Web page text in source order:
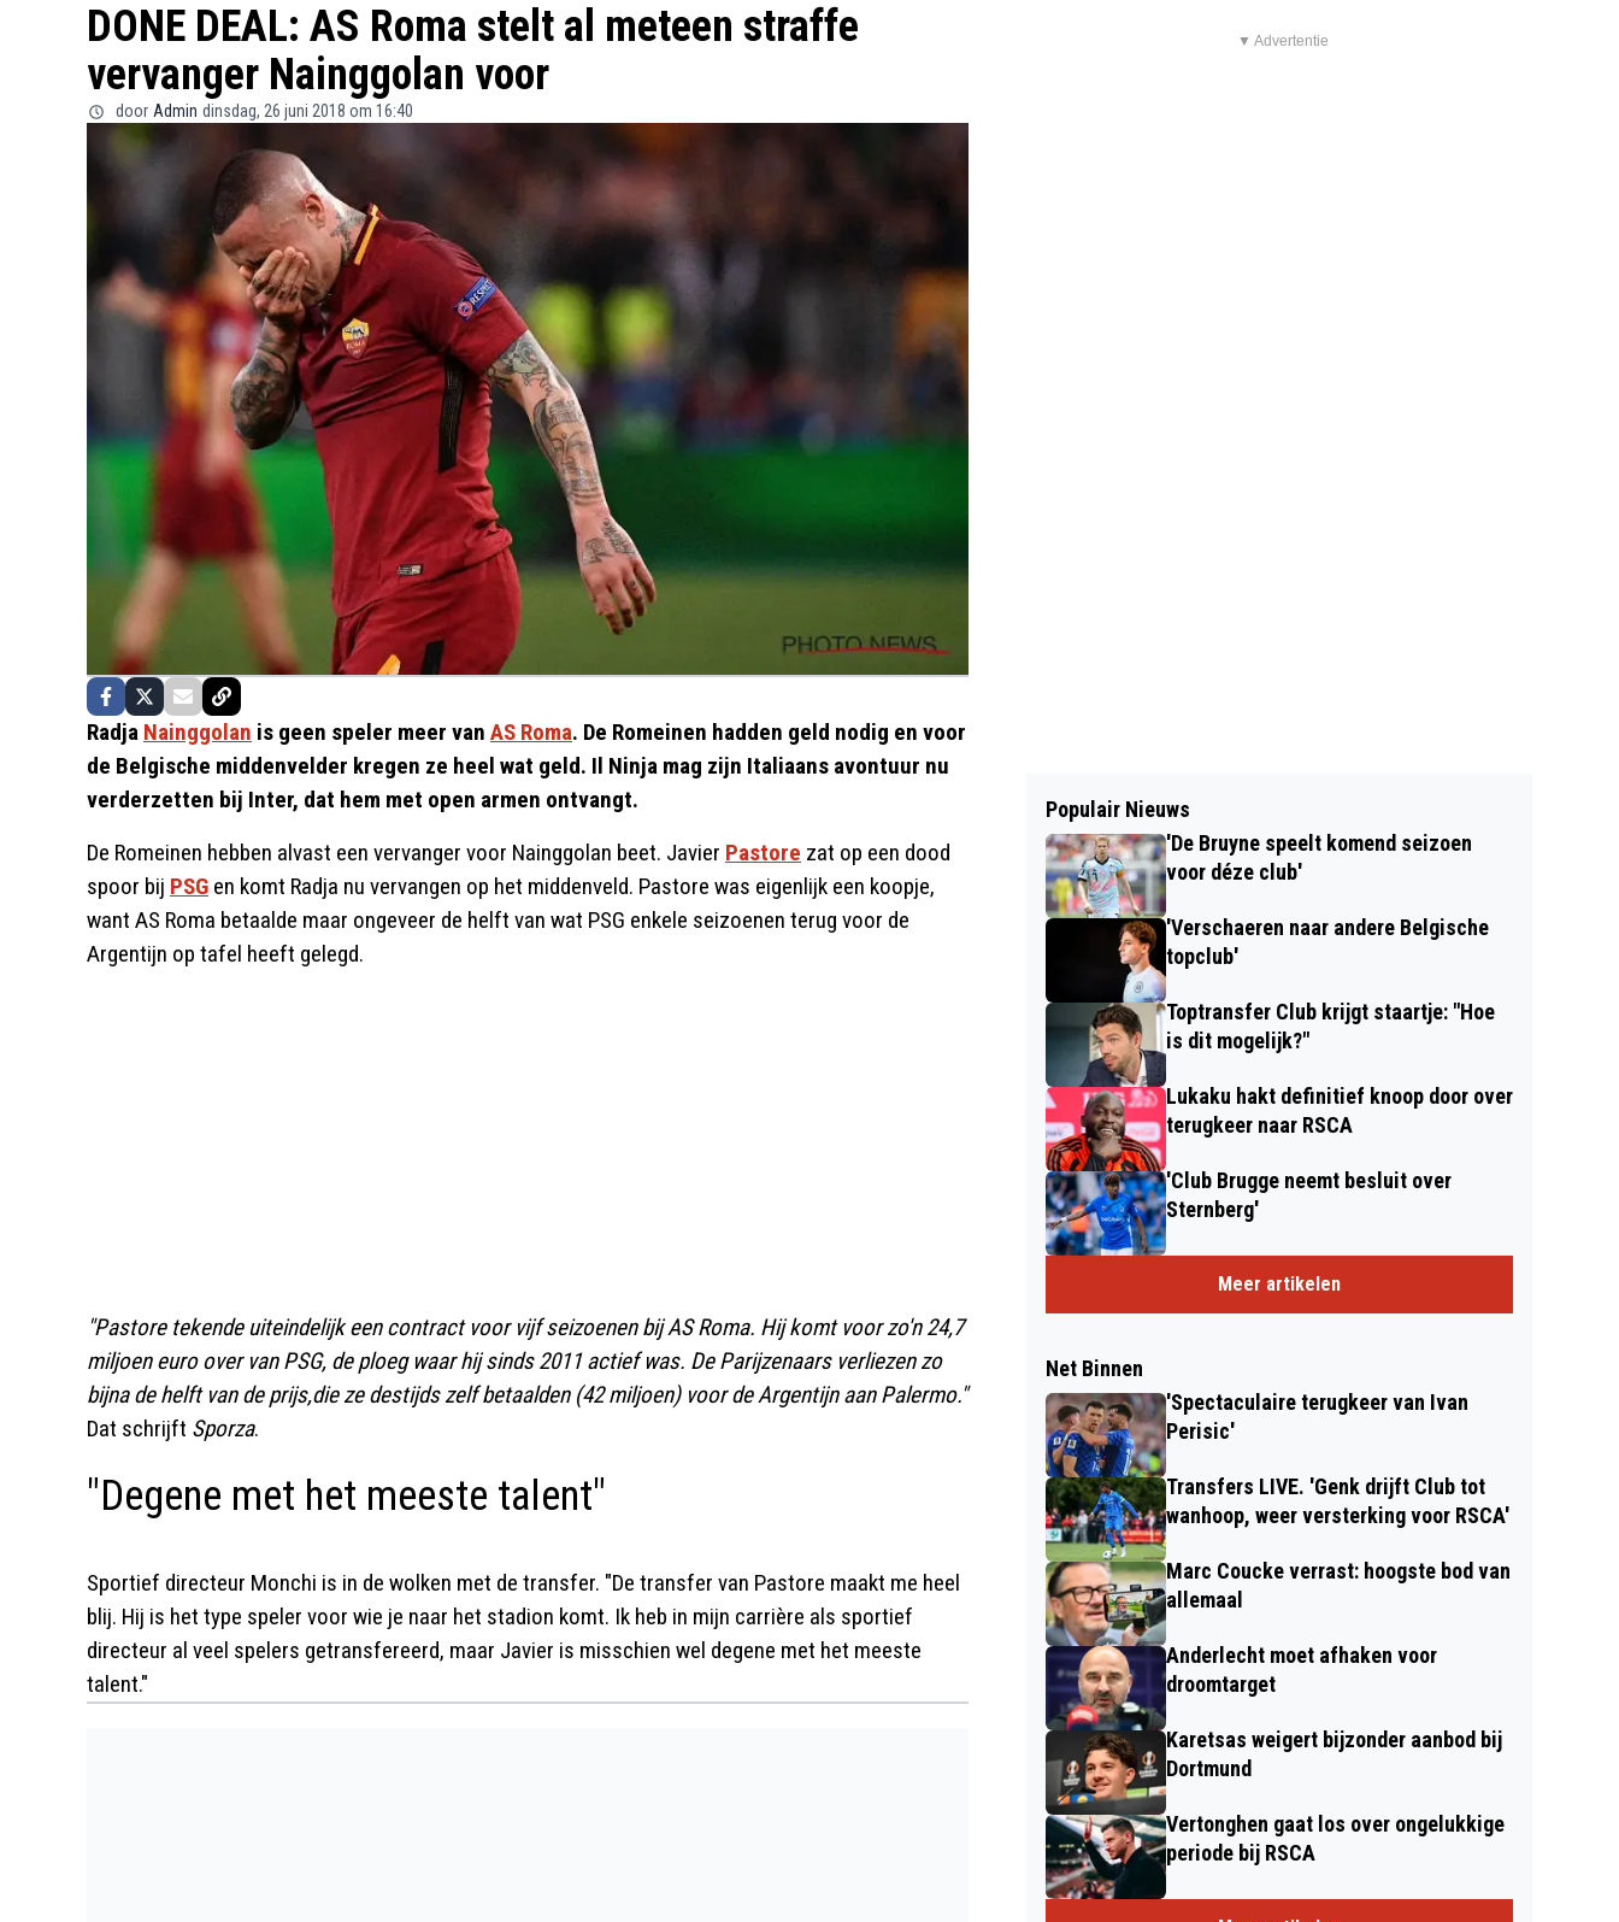
DONE DEAL: AS Roma stelt al meteen straffe
vervanger Nainggolan voor
door Admin dinsdag, 26 juni 2018 om 16:40
Radja Nainggolan is geen speler meer van AS Roma. De Romeinen hadden geld nodig en voor
de Belgische middenvelder kregen ze heel wat geld. Il Ninja mag zijn Italiaans avontuur nu
verderzetten bij Inter, dat hem met open armen ontvangt.
De Romeinen hebben alvast een vervanger voor Nainggolan beet. Javier Pastore zat op een dood
spoor bij PSG en komt Radja nu vervangen op het middenveld. Pastore was eigenlijk een koopje,
want AS Roma betaalde maar ongeveer de helft van wat PSG enkele seizoenen terug voor de
Argentijn op tafel heeft gelegd.
"Pastore tekende uiteindelijk een contract voor vijf seizoenen bij AS Roma. Hij komt voor zo'n 24,7
miljoen euro over van PSG, de ploeg waar hij sinds 2011 actief was. De Parijzenaars verliezen zo
bijna de helft van de prijs,die ze destijds zelf betaalden (42 miljoen) voor de Argentijn aan Palermo."
Dat schrijft Sporza.
"Degene met het meeste talent"
Sportief directeur Monchi is in de wolken met de transfer. "De transfer van Pastore maakt me heel
blij. Hij is het type speler voor wie je naar het stadion komt. Ik heb in mijn carrière als sportief
directeur al veel spelers getransfereerd, maar Javier is misschien wel degene met het meeste
talent."
▼ Advertentie
Populair Nieuws
'De Bruyne speelt komend seizoen
voor déze club'
'Verschaeren naar andere Belgische
topclub'
Toptransfer Club krijgt staartje: "Hoe
is dit mogelijk?"
Lukaku hakt definitief knoop door over
terugkeer naar RSCA
'Club Brugge neemt besluit over
Sternberg'
Meer artikelen
Net Binnen
'Spectaculaire terugkeer van Ivan
Perisic'
Transfers LIVE. 'Genk drijft Club tot
wanhoop, weer versterking voor RSCA'
Marc Coucke verrast: hoogste bod van
allemaal
Anderlecht moet afhaken voor
droomtarget
Karetsas weigert bijzonder aanbod bij
Dortmund
Vertonghen gaat los over ongelukkige
periode bij RSCA